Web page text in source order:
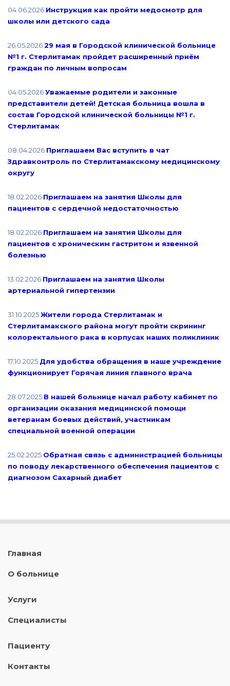
04.06.2026 Инструкция как пройти медосмотр для
школы или детского сада
26.05.202629 мая в Городской клинической больнице
№1 г. Стерлитамак пройдет расширенный приём
граждан по личным вопросам
04.05.2026Уважаемые родители и законные
представители детей! Детская больница вошла в
состав Городской клинической больницы №1 г.
Стерлитамак
08.04.2026 Приглашаем Вас вступить в чат
Здравконтроль по Стерлитамакскому медицинскому
округу
18.02.2026 Приглашаем на занятия Школы для
пациентов с сердечной недостаточностью
18.02.2026 Приглашаем на занятия Школы для
пациентов с хроническим гастритом и язвенной
болезнью
13.02.2026 Приглашаем на занятия Школы
артериальной гипертензии
31.10.2025Жители города Стерлитамак и
Стерлитамакского района могут пройти скрининг
колоректального рака в корпусах наших поликлиник
17.10.2025 Для удобства обращения в наше учреждение
функционирует Горячая линия главного врача
28.07.2025 В нашей больнице начал работу кабинет по
организации оказания медицинской помощи
ветеранам боевых действий, участникам
специальной военной операции
25.02.2025 Обратная связь с администрацией больницы
по поводу лекарственного обеспечения пациентов с
диагнозом Сахарный диабет
Главная
О больнице
Услуги
Специалисты
Пациенту
Контакты